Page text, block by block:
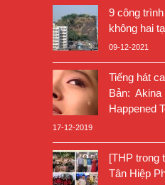
9 công
không hai
09-12-2021
Tiếng hát
Bản: Akina
Happened
17-12-2019
[THP trong
Tân Hiệp